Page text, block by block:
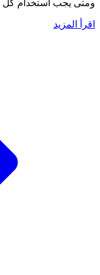
ومتى يجب استخدام كل
اقرأ المزيد